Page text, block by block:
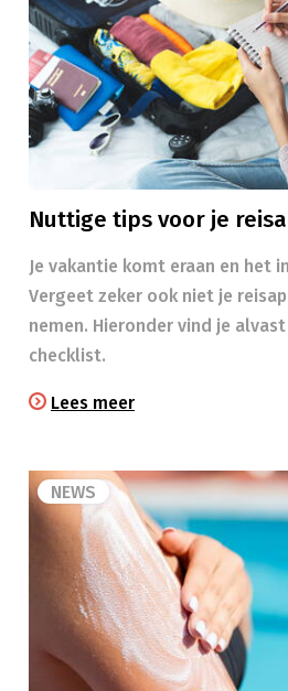
Nuttige tips voor je
Je vakantie komt eraan en het
Vergeet zeker ook niet je
nemen. Hieronder vind je
checklist.
Lees meer
NEWS